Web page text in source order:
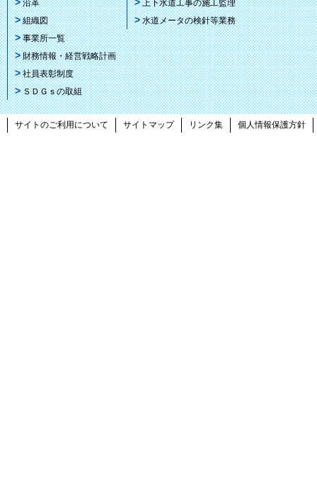
沿革
組織図
事業所一覧
財務情報・経営戦略計画
社員表彰制度
ＳＤＧｓの取組
上下水道工事の施工監理
水道メータの検針等業務
サイトのご利用について サイトマップ リンク集 個人情報保護方針